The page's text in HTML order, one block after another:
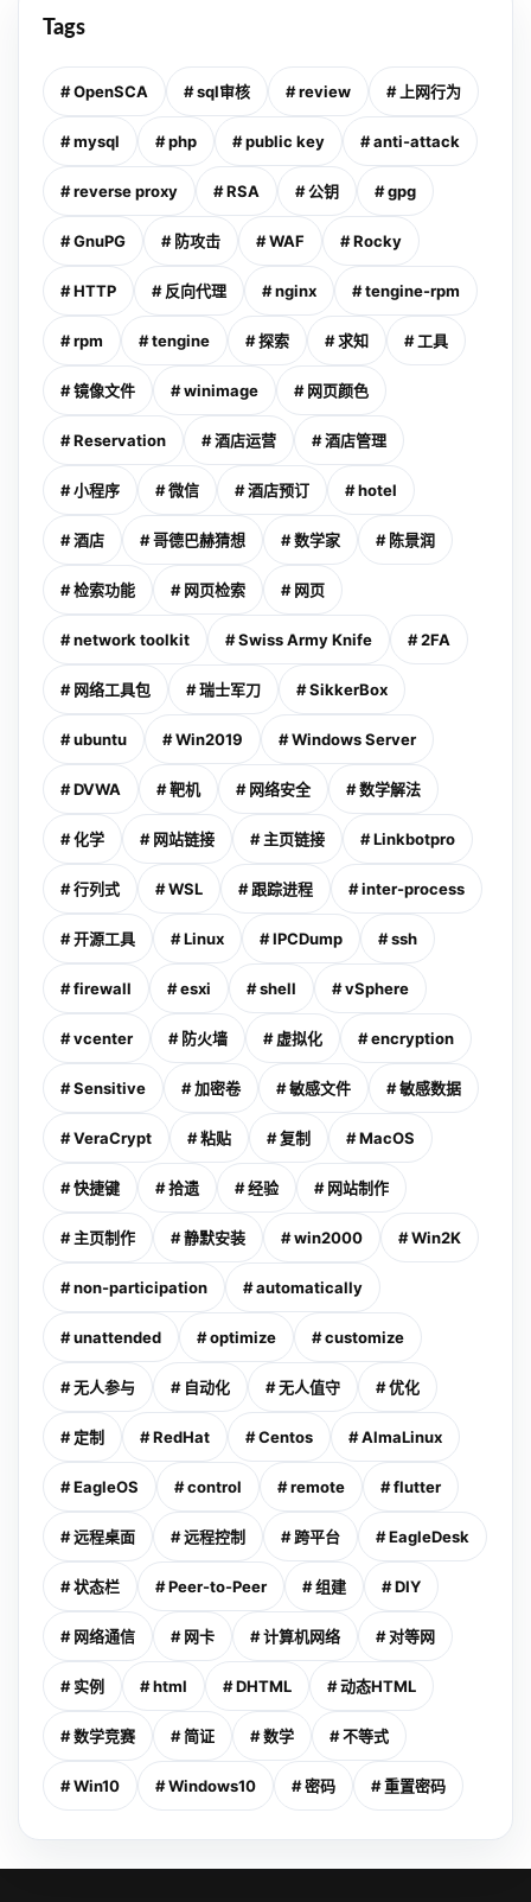
Tags
# OpenSCA # sql审核 # review # 上网行为
# mysql # php # public key # anti-attack
# reverse proxy # RSA # 公钥 # gpg
# GnuPG # 防攻击 # WAF # Rocky
# HTTP # 反向代理 # nginx # tengine-rpm
# rpm # tengine # 探索 # 求知 # 工具
# 镜像文件 # winimage # 网页颜色
# Reservation # 酒店运营 # 酒店管理
# 小程序 # 微信 # 酒店预订 # hotel
# 酒店 # 哥德巴赫猜想 # 数学家 # 陈景润
# 检索功能 # 网页检索 # 网页
# network toolkit # Swiss Army Knife # 2FA
# 网络工具包 # 瑞士军刀 # SikkerBox
# ubuntu # Win2019 # Windows Server
# DVWA # 靶机 # 网络安全 # 数学解法
# 化学 # 网站链接 # 主页链接 # Linkbotpro
# 行列式 # WSL # 跟踪进程 # inter-process
# 开源工具 # Linux # IPCDump # ssh
# firewall # esxi # shell # vSphere
# vcenter # 防火墙 # 虚拟化 # encryption
# Sensitive # 加密卷 # 敏感文件 # 敏感数据
# VeraCrypt # 粘贴 # 复制 # MacOS
# 快捷键 # 拾遗 # 经验 # 网站制作
# 主页制作 # 静默安装 # win2000 # Win2K
# non-participation # automatically
# unattended # optimize # customize
# 无人参与 # 自动化 # 无人值守 # 优化
# 定制 # RedHat # Centos # AlmaLinux
# EagleOS # control # remote # flutter
# 远程桌面 # 远程控制 # 跨平台 # EagleDesk
# 状态栏 # Peer-to-Peer # 组建 # DIY
# 网络通信 # 网卡 # 计算机网络 # 对等网
# 实例 # html # DHTML # 动态HTML
# 数学竞赛 # 简证 # 数学 # 不等式
# Win10 # Windows10 # 密码 # 重置密码